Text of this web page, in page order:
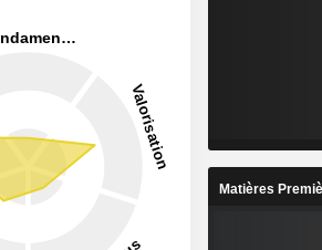
Matières